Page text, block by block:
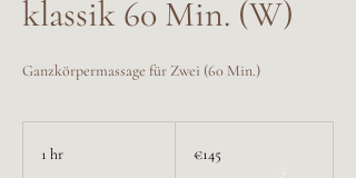
klassik 60 Min. (W)
Ganzkörpermassage für Zwei (60 Min.)
1 hr €145